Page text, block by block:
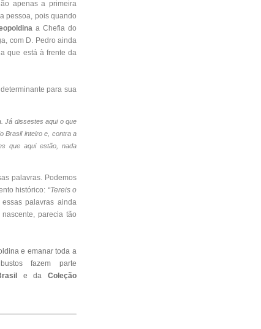
apenas a primeira
pessoa, pois quando
a Chefia do
com D. Pedro ainda
que está à frente da
para sua
Já dissestes aqui o que
Brasil inteiro e, contra a
que aqui estão, nada
palavras. Podemos
histórico: “Tereis o
palavras ainda
parecia tão
e emanar toda a
fazem parte
e daColeção